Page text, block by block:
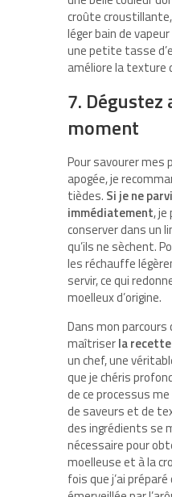
croûte
léger bain de
une petite tasse
améliore la texture
7. Dégustez
moment
Pour savourer mes
apogée, je
tièdes. Si je ne
immédiatement, je
conserver dans un
qu’ils ne sèchent.
les réchauffe
servir, ce qui
moelleux d’origine.
Dans mon parcours
maîtriserla
un chef, une
que je chéris
de ce processus
de saveurs et de
des ingrédients se
nécessaire pour
moelleuse et à la
fois que j’ai